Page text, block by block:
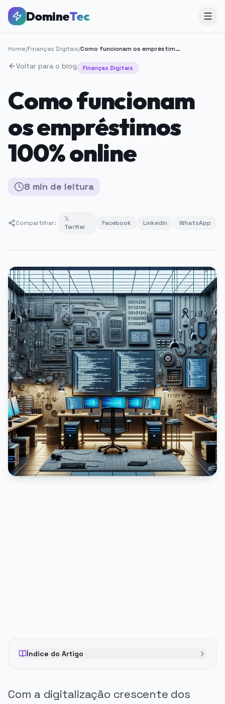
DomineTec
Home/Finanças Digitais/ Como funcionam os empréstimos 100% online
Voltar para o blog Finanças Digitais
Como funcionam
os empréstimos
100% online
8 min de leitura
Compartilhar:
𝕏
Twitter
Facebook LinkedIn WhatsApp
Índice do Artigo
Com a digitalização crescente dos